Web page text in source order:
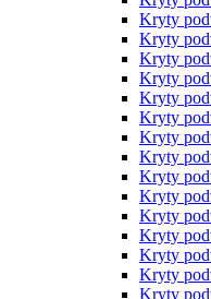
Kryty
Kryty
Kryty
Kryty
Kryty
Kryty
Kryty
Kryty
Kryty
Kryty
Kryty
Kryty
Kryty
Kryty
Kryty